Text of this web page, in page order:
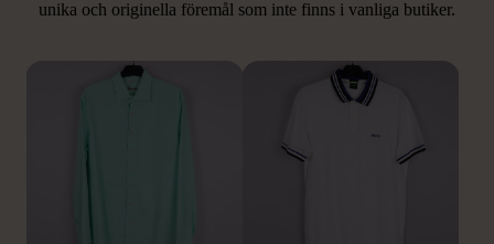
unika och originella föremål som inte finns i vanliga butiker.
Hitta produkter som påminner om denna